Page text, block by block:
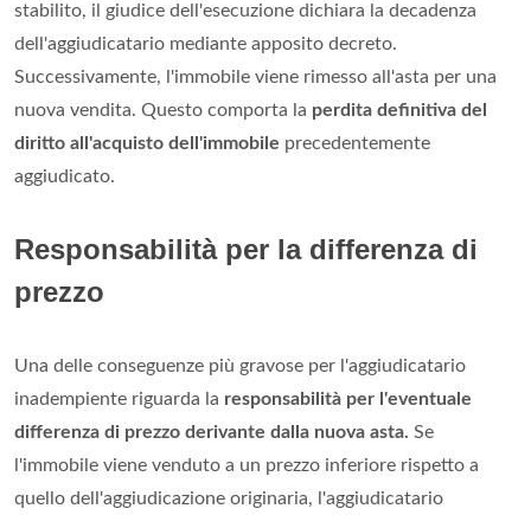
stabilito, il giudice dell'esecuzione dichiara la decadenza
dell'aggiudicatario mediante apposito decreto.
Successivamente, l'immobile viene rimesso all'asta per una
nuova vendita. Questo comporta la perdita definitiva del
diritto all'acquisto dell'immobile precedentemente
aggiudicato.
Responsabilità per la differenza di
prezzo
Una delle conseguenze più gravose per l'aggiudicatario
inadempiente riguarda la responsabilità per l'eventuale
differenza di prezzo derivante dalla nuova asta. Se
l'immobile viene venduto a un prezzo inferiore rispetto a
quello dell'aggiudicazione originaria, l'aggiudicatario